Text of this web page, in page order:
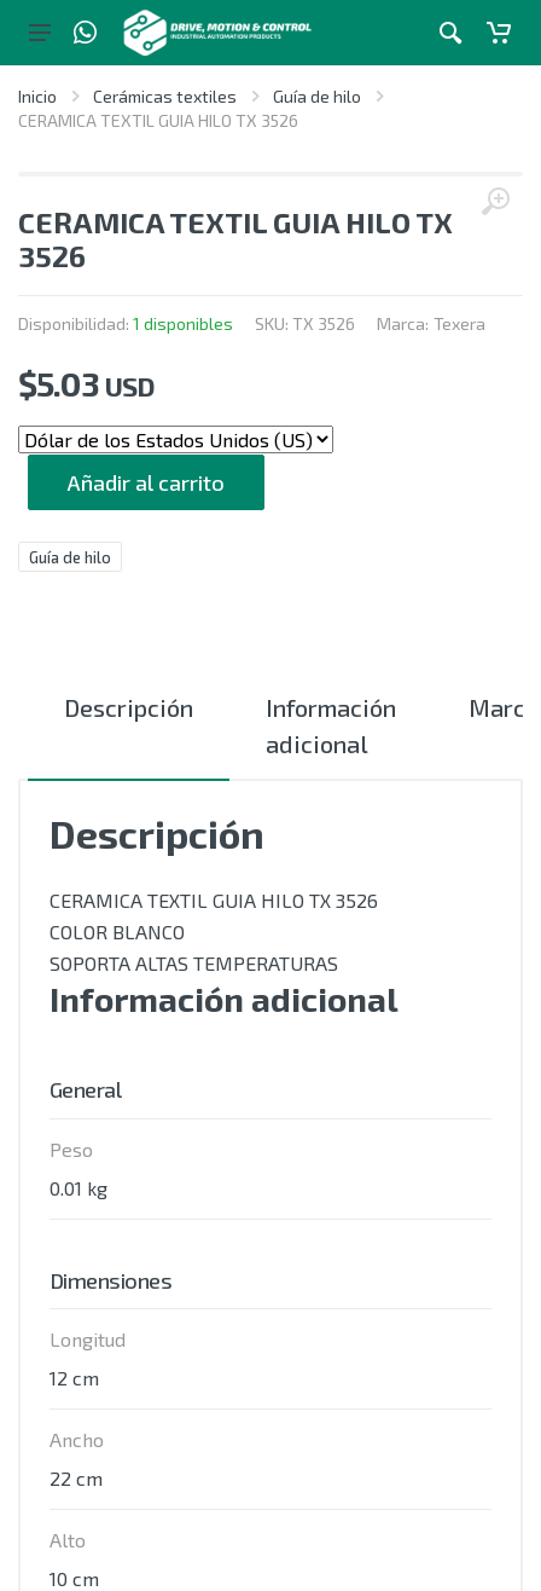
Inicio Cerámicas textiles
Guía de hilo
CERAMICA TEXTIL GUIA HILO TX 3526
CERAMICA TEXTIL GUIA HILO TX
3526
Disponibilidad: 1 disponibles SKU: TX 3526 Marca: Texera
$5.03 USD
CANTIDAD
Añadir al carrito
Guía de hilo
Descripción
Información
adicional
Marca
Descripción
CERAMICA TEXTIL GUIA HILO TX 3526
COLOR BLANCO
SOPORTA ALTAS TEMPERATURAS
Información adicional
General
Peso
0.01 kg
Dimensiones
Longitud
12 cm
Ancho
22 cm
Alto
10 cm